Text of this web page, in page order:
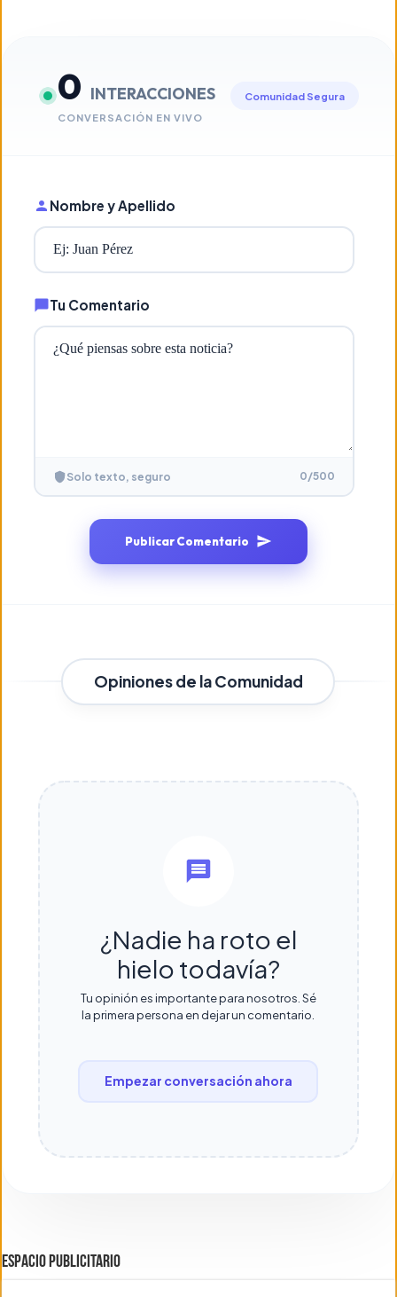
0 INTERACCIONES
CONVERSACIÓN EN VIVO
Comunidad Segura
Nombre y Apellido
Tu Comentario
Solo texto, seguro 0/500
Publicar Comentario
Opiniones de la Comunidad
¿Nadie ha roto el
hielo todavía?
Tu opinión es importante para nosotros. Sé
la primera persona en dejar un comentario.
Empezar conversación ahora
ESPACIO PUBLICITARIO